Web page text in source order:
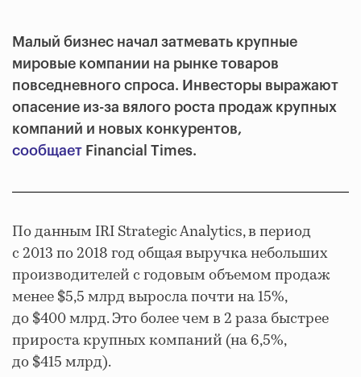
Малый бизнес начал затмевать крупные
мировые компании на рынке товаров
повседневного спроса. Инвесторы выражают
опасение из-за вялого роста продаж крупных
компаний и новых конкурентов,
сообщает Financial Times.
По данным IRI Strategic Analytics, в период
с 2013 по 2018 год общая выручка небольших
производителей с годовым объемом продаж
менее $5,5 млрд выросла почти на 15%,
до $400 млрд. Это более чем в 2 раза быстрее
прироста крупных компаний (на 6,5%,
до $415 млрд).